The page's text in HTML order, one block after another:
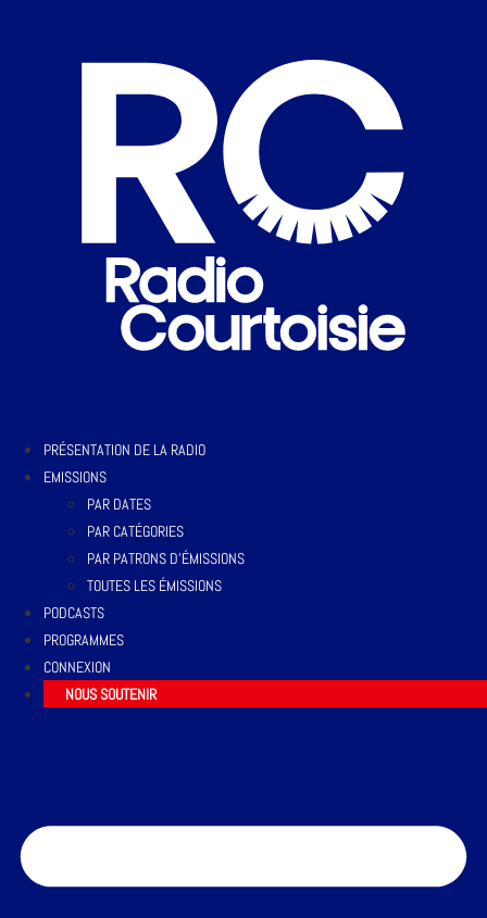
PRÉSENTATION DE LA RADIO
EMISSIONS
PAR DATES
PAR CATÉGORIES
PAR PATRONS D’ÉMISSIONS
TOUTES LES ÉMISSIONS
PODCASTS
PROGRAMMES
CONNEXION
NOUS SOUTENIR